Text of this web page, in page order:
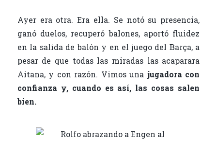
Ayer era otra. Era ella. Se notó su presencia,
ganó duelos, recuperó balones, aportó fluidez
en la salida de balón y en el juego del Barça, a
pesar de que todas las miradas las acaparara
Aitana, y con razón. Vimos una jugadora con
confianza y, cuando es así, las cosas salen
bien.